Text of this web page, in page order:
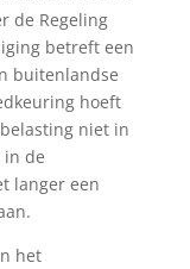
de Regeling
betreft een
buitenlandse
hoeft
niet in
in de
langer een
het